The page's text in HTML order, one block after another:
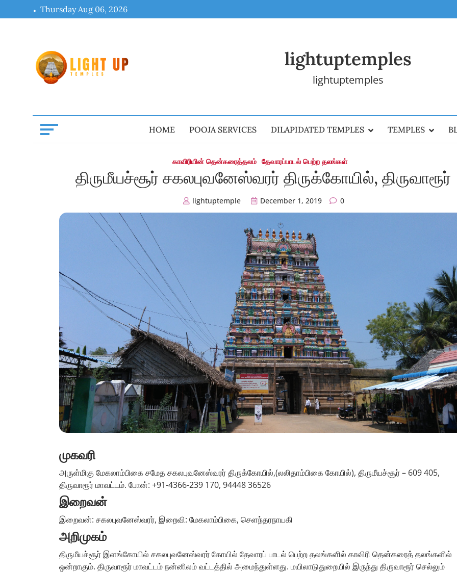
to
Thursday Aug 06, 2026
lightuptemples
lightuptemples
HOME POOJA SERVICES DILAPIDATED TEMPLES TEMPLES
காவிரியின் தென்கரைத்தலம் தேவாரப்பாடல் பெற்ற தலங்கள்
திருமீயச்சூர் சகலபுவனேஸ்வரர் திருக்கோயில், திருவாரூர்
lightuptemple December 1, 2019 0
முகவரி
அருள்மிகு மேகலாம்பிகை சமேத சகலபுவனேஸ்வரர் திருக்கோயில்,(லலிதாம்பிகை கோயில்), திருமீயச்சூர் – 609 405,
திருவாரூர் மாவட்டம். போன்: +91-4366-239 170, 94448 36526
இறைவன்
இறைவன்: சகலபுவனேஸ்வரர், இறைவி: மேகலாம்பிகை, செளந்தரநாயகி
அறிமுகம்
திருமீயச்சூர் இளங்கோயில் சகலபுவனேஸ்வரர் கோயில் தேவாரப் பாடல் பெற்ற தலங்களில் காவிரி தென்கரைத் தலங்களில்
ஒன்றாகும். திருவாரூர் மாவட்டம் நன்னிலம் வட்டத்தில் அமைந்துள்ளது. மயிலாடுதுறையில் இருந்து திருவாரூர் செல்லும்